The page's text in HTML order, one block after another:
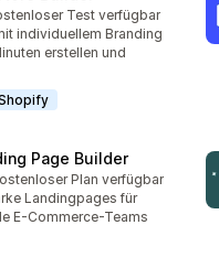
insgesamtTest verfügbar
individuellem Branding
erstellen und
Page Builder
insgesamtPlan verfügbar
Landingpages für
E-Commerce-Teams